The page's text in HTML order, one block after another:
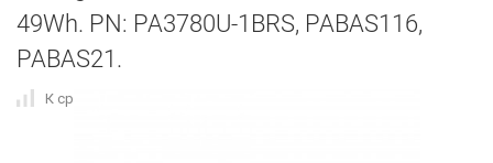
49Wh. PN: PA3780U-1BRS, PABAS116,
PABAS21.
К сравнению